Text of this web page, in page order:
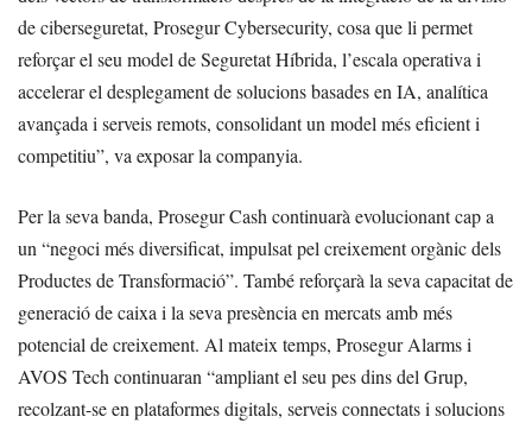
de ciberseguretat, Prosegur Cybersecurity, cosa que li permet
reforçar el seu model de Seguretat Híbrida, l’escala operativa i
accelerar el desplegament de solucions basades en IA, analítica
avançada i serveis remots, consolidant un model més eficient i
competitiu”, va exposar la companyia.
Per la seva banda, Prosegur Cash continuarà evolucionant cap a
un “negoci més diversificat, impulsat pel creixement orgànic dels
Productes de Transformació”. També reforçarà la seva capacitat de
generació de caixa i la seva presència en mercats amb més
potencial de creixement. Al mateix temps, Prosegur Alarms i
AVOS Tech continuaran “ampliant el seu pes dins del Grup,
recolzant-se en plataformes digitals, serveis connectats i solucions